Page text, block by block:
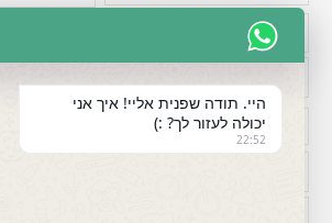
טיפול תרופתי להפרעת קשב טעויות
מפורסמים עם הפרעת קשב
קומורבידיות
היי. תודה שפנית אליי! איך אני
יכולה לעזור לך? :)
22:52